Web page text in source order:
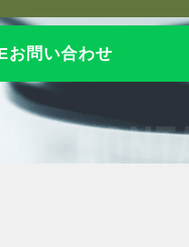
お問い合わせ